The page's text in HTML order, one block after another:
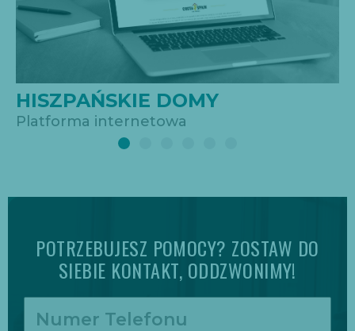
VIKING ELEKTRO
Strona wizytówkowa
POTRZEBUJESZ POMOCY? ZOSTAW DO
SIEBIE KONTAKT, ODDZWONIMY!